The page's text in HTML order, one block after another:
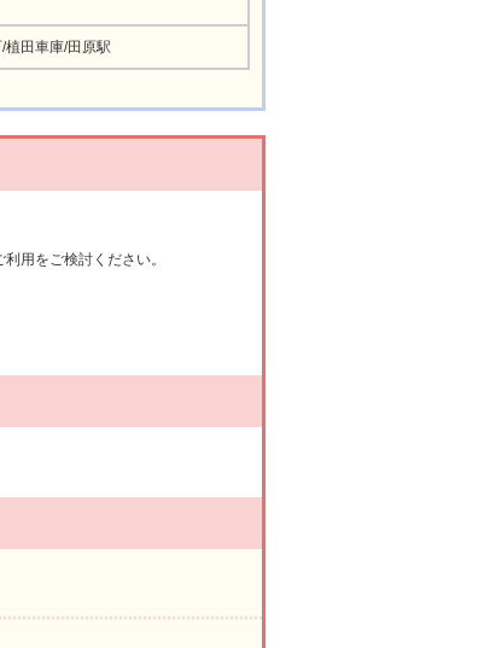
田車庫/田原駅
用をご検討ください。